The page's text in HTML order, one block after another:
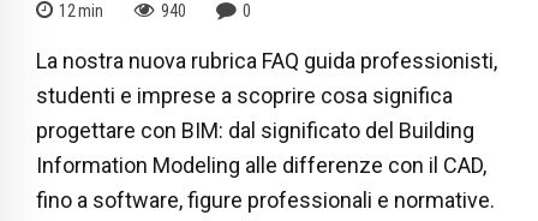
12min 940 0
La nostra nuova rubrica FAQ guida professionisti,
studenti e imprese a scoprire cosa significa
progettare con BIM: dal significato del Building
Information Modeling alle differenze con il CAD,
fino a software, figure professionali e normative.